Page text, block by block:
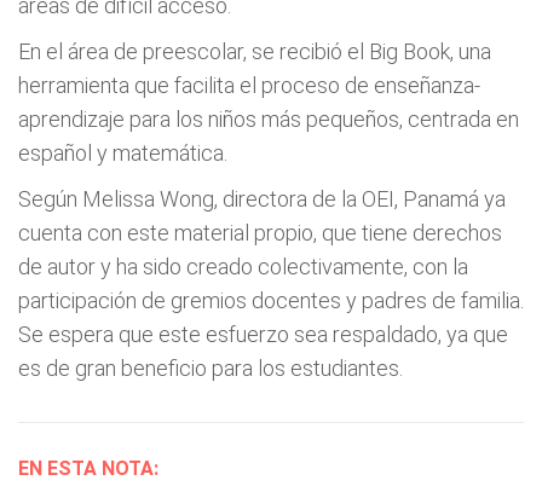
áreas de difícil acceso.
En el área de preescolar, se recibió el Big Book, una
herramienta que facilita el proceso de enseñanza-
aprendizaje para los niños más pequeños, centrada en
español y matemática.
Según Melissa Wong, directora de la OEI, Panamá ya
cuenta con este material propio, que tiene derechos
de autor y ha sido creado colectivamente, con la
participación de gremios docentes y padres de familia.
Se espera que este esfuerzo sea respaldado, ya que
es de gran beneficio para los estudiantes.
EN ESTA NOTA: